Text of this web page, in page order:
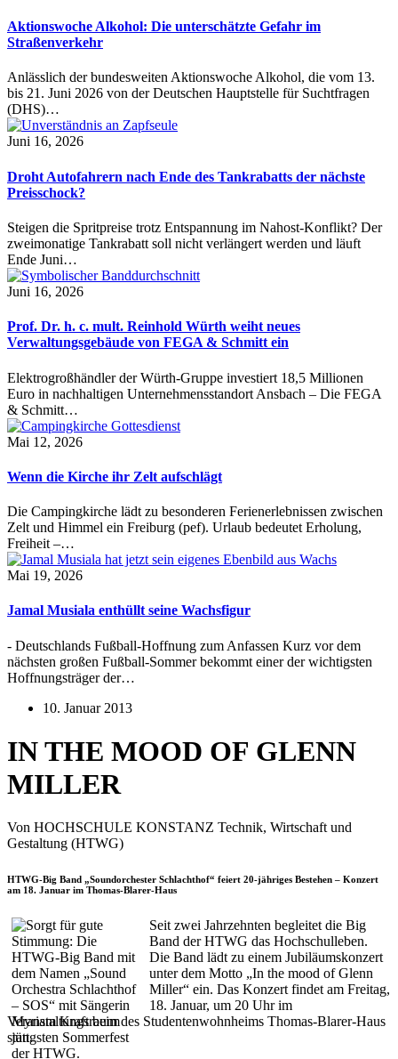
Aktionswoche Alkohol: Die unterschätzte Gefahr im
Straßenverkehr
Anlässlich der bundesweiten Aktionswoche Alkohol, die vom 13.
bis 21. Juni 2026 von der Deutschen Hauptstelle für Suchtfragen
(DHS)…
Juni 16, 2026
Droht Autofahrern nach Ende des Tankrabatts der nächste
Preisschock?
Steigen die Spritpreise trotz Entspannung im Nahost-Konflikt? Der
zweimonatige Tankrabatt soll nicht verlängert werden und läuft
Ende Juni…
Juni 16, 2026
Prof. Dr. h. c. mult. Reinhold Würth weiht neues
Verwaltungsgebäude von FEGA & Schmitt ein
Elektrogroßhändler der Würth-Gruppe investiert 18,5 Millionen
Euro in nachhaltigen Unternehmensstandort Ansbach – Die FEGA
& Schmitt…
Mai 12, 2026
Wenn die Kirche ihr Zelt aufschlägt
Die Campingkirche lädt zu besonderen Ferienerlebnissen zwischen
Zelt und Himmel ein Freiburg (pef). Urlaub bedeutet Erholung,
Freiheit –…
Mai 19, 2026
Jamal Musiala enthüllt seine Wachsfigur
- Deutschlands Fußball-Hoffnung zum Anfassen Kurz vor dem
nächsten großen Fußball-Sommer bekommt einer der wichtigsten
Hoffnungsträger der…
10. Januar 2013
IN THE MOOD OF GLENN
MILLER
Von HOCHSCHULE KONSTANZ Technik, Wirtschaft und
Gestaltung (HTWG)
HTWG-Big Band „Soundorchester Schlachthof“ feiert 20-jähriges Bestehen – Konzert
am 18. Januar im Thomas-Blarer-Haus
Seit zwei Jahrzehnten begleitet die Big
Band der HTWG das Hochschulleben.
Die Band lädt zu einem Jubiläumskonzert
unter dem Motto „In the mood of Glenn
Miller“ ein. Das Konzert findet am Freitag,
18. Januar, um 20 Uhr im
Veranstaltungsraum des Studentenwohnheims Thomas-Blarer-Haus
statt.